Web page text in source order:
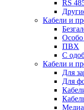
RS
Кабели и
Особо
ПВХ
С
Кабели и
Для
Для